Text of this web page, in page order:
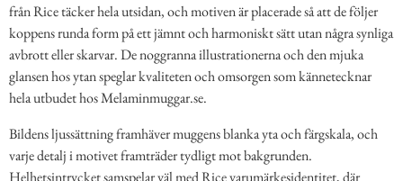
från Rice täcker hela utsidan, och motiven är placerade så att de följer
koppens runda form på ett jämnt och harmoniskt sätt utan några synliga
avbrott eller skarvar. De noggranna illustrationerna och den mjuka
glansen hos ytan speglar kvaliteten och omsorgen som kännetecknar
hela utbudet hos Melaminmuggar.se.
Bildens ljussättning framhäver muggens blanka yta och färgskala, och
varje detalj i motivet framträder tydligt mot bakgrunden.
Helhetsintrycket samspelar väl med Rice varumärkesidentitet, där